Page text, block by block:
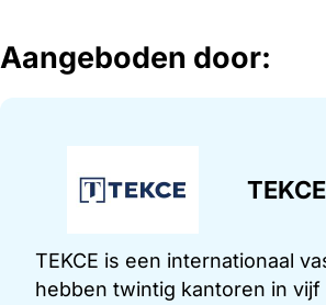
Aangeboden door:
TEKCE is een internationaal
hebben twintig kantoren in